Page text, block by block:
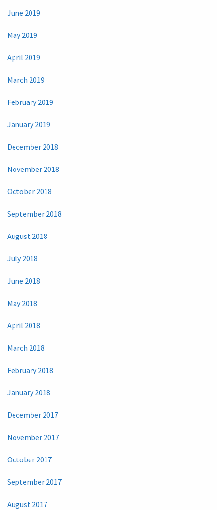
June 2019
May 2019
April 2019
March 2019
February 2019
January 2019
December 2018
November 2018
October 2018
September 2018
August 2018
July 2018
June 2018
May 2018
April 2018
March 2018
February 2018
January 2018
December 2017
November 2017
October 2017
September 2017
August 2017